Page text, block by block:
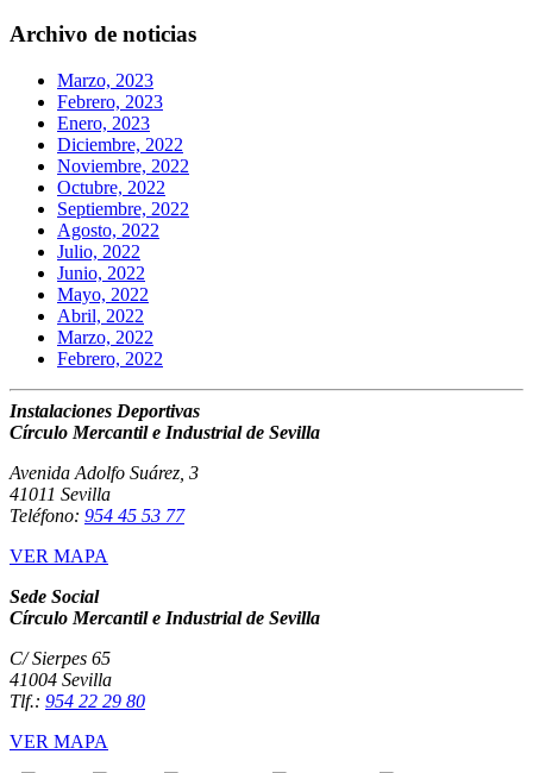
Archivo de noticias
Marzo, 2023
Febrero, 2023
Enero, 2023
Diciembre, 2022
Noviembre, 2022
Octubre, 2022
Septiembre, 2022
Agosto, 2022
Julio, 2022
Junio, 2022
Mayo, 2022
Abril, 2022
Marzo, 2022
Febrero, 2022
Instalaciones Deportivas
Círculo Mercantil e Industrial de Sevilla
Avenida Adolfo Suárez, 3
41011 Sevilla
Teléfono: 954 45 53 77
VER MAPA
Sede Social
Círculo Mercantil e Industrial de Sevilla
C/ Sierpes 65
41004 Sevilla
Tlf.: 954 22 29 80
VER MAPA